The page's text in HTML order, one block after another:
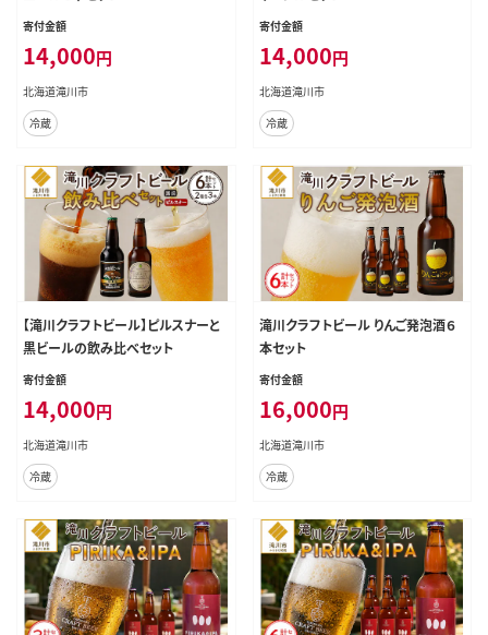
寄付金額
14,000円
北海道滝川市
冷蔵
寄付金額
14,000円
北海道滝川市
冷蔵
【滝川クラフトビール】ピルスナーと
黒ビールの飲み比べセット
寄付金額
14,000円
北海道滝川市
冷蔵
滝川クラフトビール りんご発泡酒６
本セット
寄付金額
16,000円
北海道滝川市
冷蔵